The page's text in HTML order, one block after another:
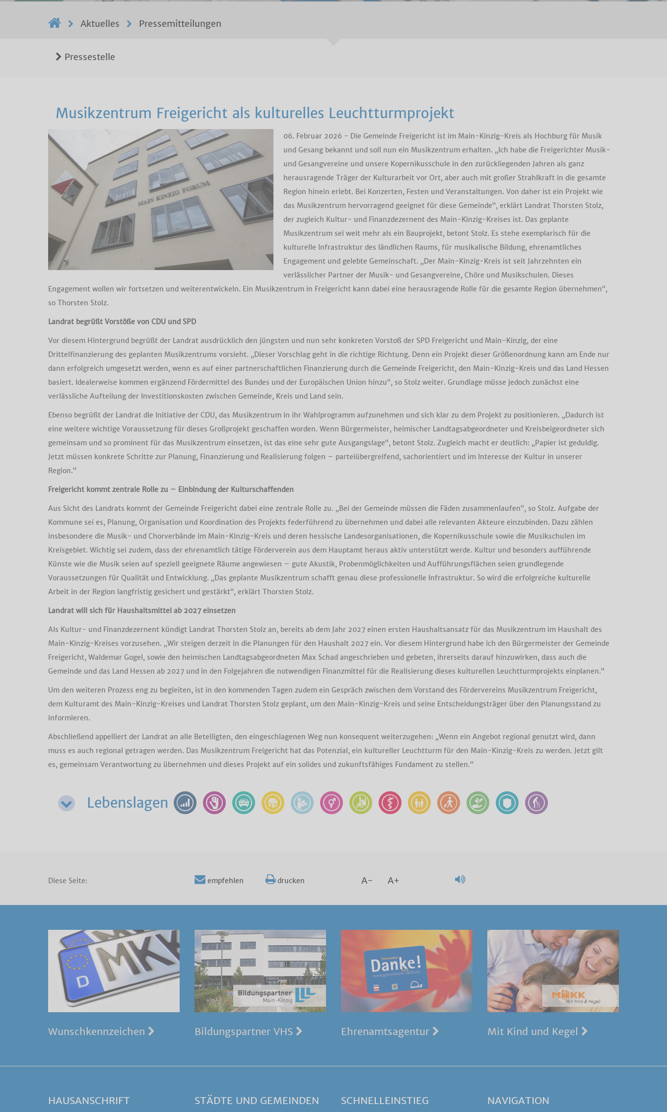
Aktuelles Pressemitteilungen
Pressestelle
Musikzentrum Freigericht als kulturelles Leuchtturmprojekt
06. Februar 2026 - Die Gemeinde Freigericht ist im Main-Kinzig-Kreis als Hochburg für Musik
und Gesang bekannt und soll nun ein Musikzentrum erhalten. „Ich habe die Freigerichter Musik-
und Gesangvereine und unsere Kopernikusschule in den zurückliegenden Jahren als ganz
herausragende Träger der Kulturarbeit vor Ort, aber auch mit großer Strahlkraft in die gesamte
Region hinein erlebt. Bei Konzerten, Festen und Veranstaltungen. Von daher ist ein Projekt wie
das Musikzentrum hervorragend geeignet für diese Gemeinde“, erklärt Landrat Thorsten Stolz,
der zugleich Kultur- und Finanzdezernent des Main-Kinzig-Kreises ist. Das geplante
Musikzentrum sei weit mehr als ein Bauprojekt, betont Stolz. Es stehe exemplarisch für die
kulturelle Infrastruktur des ländlichen Raums, für musikalische Bildung, ehrenamtliches
Engagement und gelebte Gemeinschaft. „Der Main-Kinzig-Kreis ist seit Jahrzehnten ein
verlässlicher Partner der Musik- und Gesangvereine, Chöre und Musikschulen. Dieses
Engagement wollen wir fortsetzen und weiterentwickeln. Ein Musikzentrum in Freigericht kann dabei eine herausragende Rolle für die gesamte Region übernehmen“,
so Thorsten Stolz.
Landrat begrüßt Vorstöße von CDU und SPD
Vor diesem Hintergrund begrüßt der Landrat ausdrücklich den jüngsten und nun sehr konkreten Vorstoß der SPD Freigericht und Main-Kinzig, der eine
Drittelfinanzierung des geplanten Musikzentrums vorsieht. „Dieser Vorschlag geht in die richtige Richtung. Denn ein Projekt dieser Größenordnung kann am Ende nur
dann erfolgreich umgesetzt werden, wenn es auf einer partnerschaftlichen Finanzierung durch die Gemeinde Freigericht, den Main-Kinzig-Kreis und das Land Hessen
basiert. Idealerweise kommen ergänzend Fördermittel des Bundes und der Europäischen Union hinzu“, so Stolz weiter. Grundlage müsse jedoch zunächst eine
verlässliche Aufteilung der Investitionskosten zwischen Gemeinde, Kreis und Land sein.
Ebenso begrüßt der Landrat die Initiative der CDU, das Musikzentrum in ihr Wahlprogramm aufzunehmen und sich klar zu dem Projekt zu positionieren. „Dadurch ist
eine weitere wichtige Voraussetzung für dieses Großprojekt geschaffen worden. Wenn Bürgermeister, heimischer Landtagsabgeordneter und Kreisbeigeordneter sich
gemeinsam und so prominent für das Musikzentrum einsetzen, ist das eine sehr gute Ausgangslage“, betont Stolz. Zugleich macht er deutlich: „Papier ist geduldig.
Jetzt müssen konkrete Schritte zur Planung, Finanzierung und Realisierung folgen – parteiübergreifend, sachorientiert und im Interesse der Kultur in unserer
Region.“
Freigericht kommt zentrale Rolle zu – Einbindung der Kulturschaffenden
Aus Sicht des Landrats kommt der Gemeinde Freigericht dabei eine zentrale Rolle zu. „Bei der Gemeinde müssen die Fäden zusammenlaufen“, so Stolz. Aufgabe der
Kommune sei es, Planung, Organisation und Koordination des Projekts federführend zu übernehmen und dabei alle relevanten Akteure einzubinden. Dazu zählen
insbesondere die Musik- und Chorverbände im Main-Kinzig-Kreis und deren hessische Landesorganisationen, die Kopernikusschule sowie die Musikschulen im
Kreisgebiet. Wichtig sei zudem, dass der ehrenamtlich tätige Förderverein aus dem Hauptamt heraus aktiv unterstützt werde. Kultur und besonders aufführende
Künste wie die Musik seien auf speziell geeignete Räume angewiesen – gute Akustik, Probenmöglichkeiten und Aufführungsflächen seien grundlegende
Voraussetzungen für Qualität und Entwicklung. „Das geplante Musikzentrum schafft genau diese professionelle Infrastruktur. So wird die erfolgreiche kulturelle
Arbeit in der Region langfristig gesichert und gestärkt“, erklärt Thorsten Stolz.
Landrat will sich für Haushaltsmittel ab 2027 einsetzen
Als Kultur- und Finanzdezernent kündigt Landrat Thorsten Stolz an, bereits ab dem Jahr 2027 einen ersten Haushaltsansatz für das Musikzentrum im Haushalt des
Main-Kinzig-Kreises vorzusehen. „Wir steigen derzeit in die Planungen für den Haushalt 2027 ein. Vor diesem Hintergrund habe ich den Bürgermeister der Gemeinde
Freigericht, Waldemar Gogel, sowie den heimischen Landtagsabgeordneten Max Schad angeschrieben und gebeten, ihrerseits darauf hinzuwirken, dass auch die
Gemeinde und das Land Hessen ab 2027 und in den Folgejahren die notwendigen Finanzmittel für die Realisierung dieses kulturellen Leuchtturmprojekts einplanen.“
Um den weiteren Prozess eng zu begleiten, ist in den kommenden Tagen zudem ein Gespräch zwischen dem Vorstand des Fördervereins Musikzentrum Freigericht,
dem Kulturamt des Main-Kinzig-Kreises und Landrat Thorsten Stolz geplant, um den Main-Kinzig-Kreis und seine Entscheidungsträger über den Planungsstand zu
informieren.
Abschließend appelliert der Landrat an alle Beteiligten, den eingeschlagenen Weg nun konsequent weiterzugehen: „Wenn ein Angebot regional genutzt wird, dann
muss es auch regional getragen werden. Das Musikzentrum Freigericht hat das Potenzial, ein kultureller Leuchtturm für den Main-Kinzig-Kreis zu werden. Jetzt gilt
es, gemeinsam Verantwortung zu übernehmen und dieses Projekt auf ein solides und zukunftsfähiges Fundament zu stellen.“
Lebenslagen
Diese Seite: empfehlen drucken A- A+
Wunschkennzeichen Bildungspartner VHS Ehrenamtsagentur Mit Kind und Kegel
HAUSANSCHRIFT STÄDTE UND GEMEINDEN SCHNELLEINSTIEG NAVIGATION